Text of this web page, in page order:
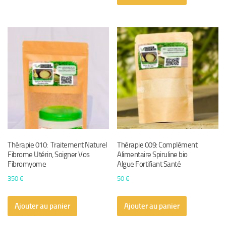
Thérapie 010: Traitement Naturel
Fibrome Utérin, Soigner Vos
Fibromyome
350 €
Ajouter au panier
Thérapie 009: Complément
Alimentaire Spiruline bio
Algue Fortifiant Santé
50€
Ajouter au panier